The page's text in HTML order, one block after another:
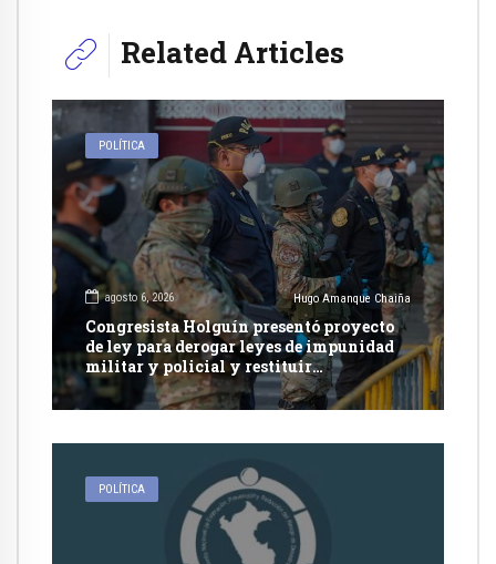
Related Articles
POLÍTICA
agosto 6, 2026 Hugo Amanque Chaiña
Congresista Holguín presentó proyecto
de ley para derogar leyes de impunidad
militar y policial y restituir
competencia de justicia ordinaria
POLÍTICA